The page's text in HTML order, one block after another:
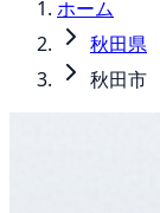
ホーム
秋田県
秋田市